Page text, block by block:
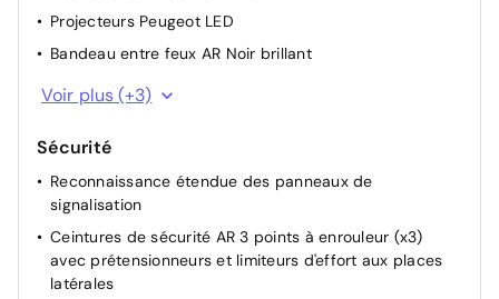
Sélecteur mode de conduite Eco et Sport
Direction assistée électrique
Siège conducteur réglable en hauteur
Régulateur / Limiteur de vitesse
4 poignées de maintien
Banquette AR rabattable 1/3-2/3
Caméra de recul
Fonction Mirror Screen (Apple CarPlay/Android Auto)
Projecteurs Peugeot LED
Bandeau entre feux AR Noir brillant
Feux diurnes à LED sous projecteurs nouvelle signature
Peugeot
Jantes alliage 17" Halong diamantées
Jupe AR Noir Brillant avec décors chromés
Voir plus (+3)
Sécurité
Reconnaissance étendue des panneaux de
signalisation
Ceintures de sécurité AR 3 points à enrouleur (x3)
avec prétensionneurs et limiteurs d'effort aux places
latérales